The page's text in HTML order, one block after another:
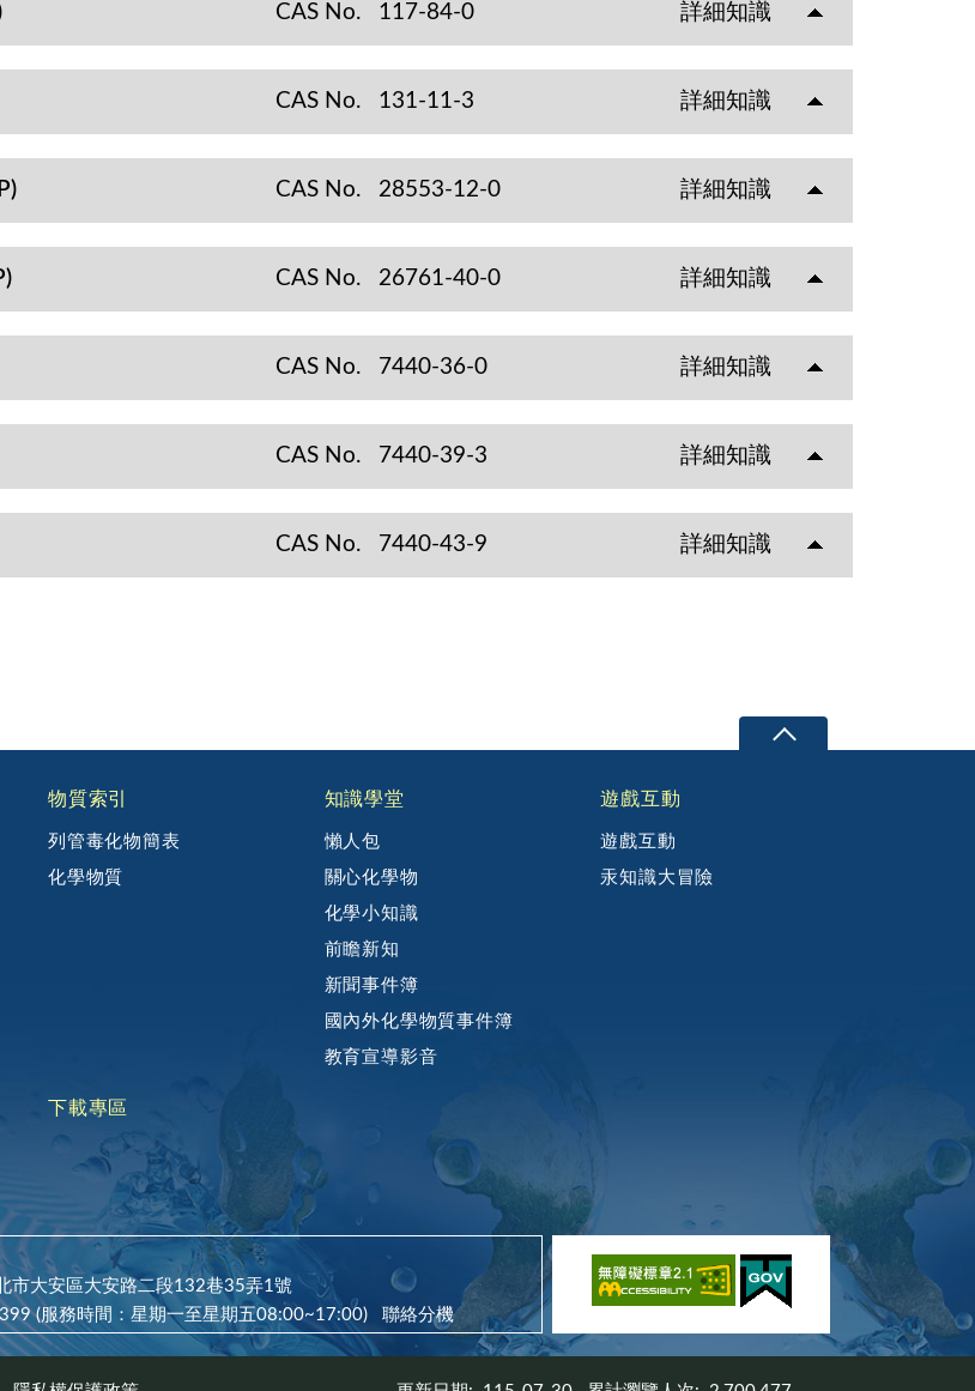
CAS No. 117-84-0 詳細知識
CAS No. 131-11-3 詳細知識
CAS No. 28553-12-0 詳細知識
CAS No. 26761-40-0 詳細知識
CAS No. 7440-36-0 詳細知識
CAS No. 7440-39-3 詳細知識
CAS No. 7440-43-9 詳細知識
物質索引
列管毒化物簡表
化學物質
知識學堂
懶人包
關心化學物
化學小知識
前瞻新知
新聞事件簿
國內外化學物質事件簿
教育宣導影音
遊戲互動
遊戲互動
汞知識大冒險
下載專區
市大安區大安路二段132巷35弄1號
(服務時間：星期一至星期五08:00~17:00) 聯絡分機